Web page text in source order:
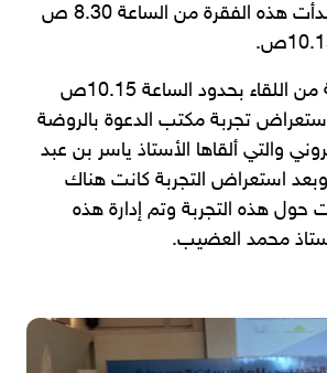
الأولى من اللقاء وبدأت هذه الفقرة من الساعة 8.30 ص
بدءت الفقرة الثانية من اللقاء بحدود الساعة 10.15ص
باستعراض تجربة مكتب الدعوة بالروضة
والتي ألقاها الأستاذ ياسر بن عبد
استعراض التجربة كانت هناك
حول هذه التجربة وتم إدارة هذه
محمد العضيب.